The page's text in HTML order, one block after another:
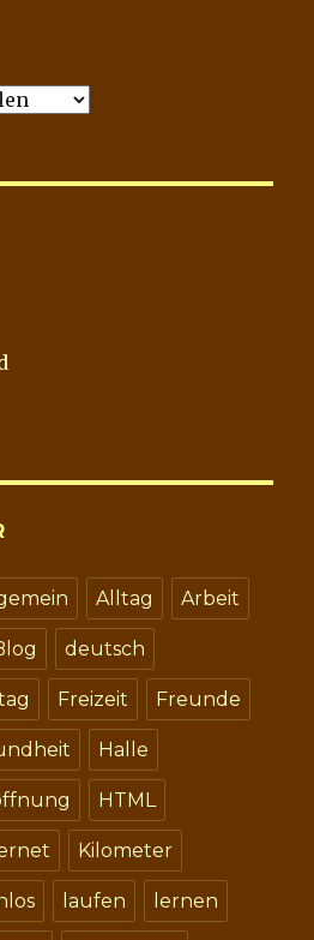
Alltag Arbeit
deutsch
Freizeit Freunde
Halle
HTML
Kilometer
laufen lernen